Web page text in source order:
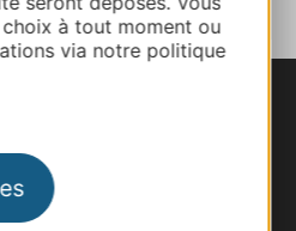
à tout moment ou
via notre politique